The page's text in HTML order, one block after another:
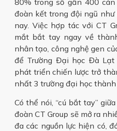
80% trong số gần 400
đoàn kết trong đội ngũ
nay. Việc hợp tác với CT
mắt bắt tay ngay về
nhân tạo, công nghệ gen
để Trường Đại học Đà
phát triển chiến lược trở
nhất 3 trường đại học
Có thể nói, “cú bắt tay”
đoàn CT Group sẽ mở ra
đa các nguồn lực hiện có,